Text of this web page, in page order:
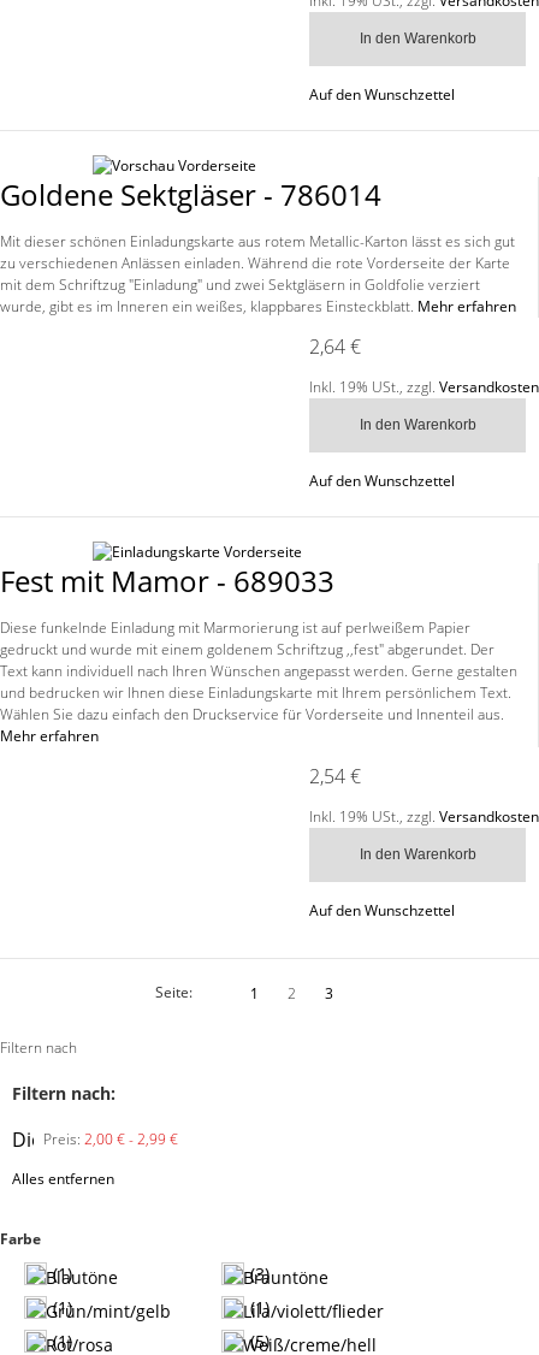
In den Warenkorb
Auf den Wunschzettel
Goldene Sektgläser - 786014
Mit dieser schönen Einladungskarte aus rotem Metallic-Karton lässt es sich gut
zu verschiedenen Anlässen einladen. Während die rote Vorderseite der Karte
mit dem Schriftzug "Einladung" und zwei Sektgläsern in Goldfolie verziert
wurde, gibt es im Inneren ein weißes, klappbares Einsteckblatt. Mehr erfahren
2,64 €
Inkl. 19% USt., zzgl. Versandkosten
In den Warenkorb
Auf den Wunschzettel
Fest mit Mamor - 689033
Diese funkelnde Einladung mit Marmorierung ist auf perlweißem Papier
gedruckt und wurde mit einem goldenem Schriftzug ,,fest" abgerundet. Der
Text kann individuell nach Ihren Wünschen angepasst werden. Gerne gestalten
und bedrucken wir Ihnen diese Einladungskarte mit Ihrem persönlichem Text.
Wählen Sie dazu einfach den Druckservice für Vorderseite und Innenteil aus.
Mehr erfahren
2,54 €
Inkl. 19% USt., zzgl. Versandkosten
In den Warenkorb
Auf den Wunschzettel
Seite: 1 2 3
Filtern nach
Filtern nach:
Preis: 2,00 € - 2,99 €
Diesen
entfernen
Alles entfernen
Farbe
(1)
(3)
(1)
(1)
(1)
(5)